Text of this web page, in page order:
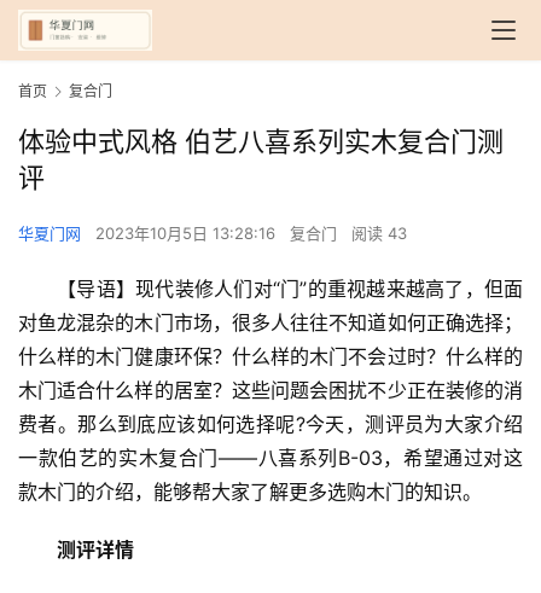
首页 复合门
体验中式风格 伯艺八喜系列实木复合门测
评
华夏门网 2023年10月5日 13:28:16 复合门 阅读 43
【导语】现代装修人们对“门”的重视越来越高了，但面
对鱼龙混杂的木门市场，很多人往往不知道如何正确选择；
什么样的木门健康环保？什么样的木门不会过时？什么样的
木门适合什么样的居室？这些问题会困扰不少正在装修的消
费者。那么到底应该如何选择呢?今天，测评员为大家介绍
一款伯艺的实木复合门——八喜系列B-03，希望通过对这
款木门的介绍，能够帮大家了解更多选购木门的知识。
测评详情